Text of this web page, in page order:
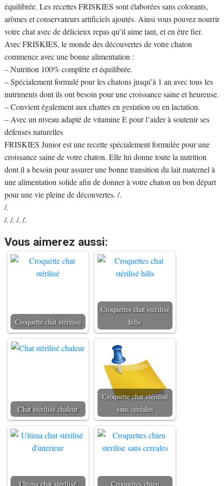
équilibrée. Les recettes FRISKIES sont élaborées sans colorants,
arômes et conservateurs artificiels ajoutés. Ainsi vous pouvez nourrir
votre chat avec de délicieux repas qu’il aime tant, et en être fier.
Avec FRISKIES, le monde des découvertes de votre chaton
commence avec une bonne alimentation :
– Nutrition 100% complète et équilibrée.
– Spécialement formulé pour les chatons jusqu’à 1 an avec tous les
nutriments dont ils ont besoin pour une croissance saine et heureuse.
– Convient également aux chattes en gestation ou en lactation.
– Avec un niveau adapté de vitamine E pour l’aider à soutenir ses
défenses naturelles
FRISKIES Junior est une recette spécialement formulée pour une
croissance saine de votre chaton. Elle lui donne toute la nutrition
dont il a besoin pour assurer une bonne transition du lait maternel à
une alimentation solide afin de donner à votre chaton un bon départ
pour une vie pleine de découvertes. /.
/.
/. /. /. /.
Vous aimerez aussi:
Croquette chat stérilisé
Croquettes chat stérilisé
hills
Chat stérilisé chaleur
Croquette chat stérilisé
sans céréales
Ultima chat stérilisé
Croquettes chien